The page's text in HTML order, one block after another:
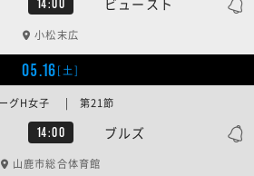
14:00
小松末広
05.16[土]
14:00 ブルズ
グH女子 | 第21節
山鹿市総合体育館